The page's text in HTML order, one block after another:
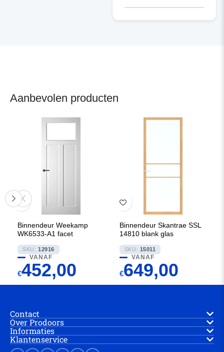
Aanbevolen producten
Binnendeur Weekamp
WK6533-A1 facet
SKU: 12916
VANAF
€452,00
Binnendeur Skantrae SSL
14810 blank glas
SKU: 15011
VANAF
€649,00
Contact
Over Prodoors
Informaties
Klantenservice